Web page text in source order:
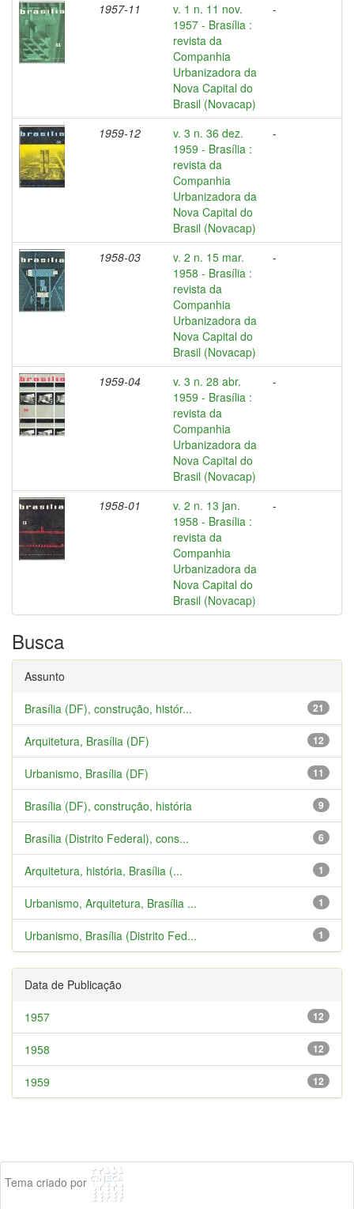
1957-11
v. 1 n. 11 nov.
1957 - Brasília :
revista da
Companhia
Urbanizadora da
Nova Capital do
Brasil (Novacap)
-
1959-12
v. 3 n. 36 dez.
1959 - Brasília :
revista da
Companhia
Urbanizadora da
Nova Capital do
Brasil (Novacap)
-
1958-03
v. 2 n. 15 mar.
1958 - Brasília :
revista da
Companhia
Urbanizadora da
Nova Capital do
Brasil (Novacap)
-
1959-04
v. 3 n. 28 abr.
1959 - Brasília :
revista da
Companhia
Urbanizadora da
Nova Capital do
Brasil (Novacap)
-
1958-01
v. 2 n. 13 jan.
1958 - Brasília :
revista da
Companhia
Urbanizadora da
Nova Capital do
Brasil (Novacap)
-
Busca
Assunto
21
Brasília (DF), construção, histór...
12
Arquitetura, Brasília (DF)
11
Urbanismo, Brasília (DF)
9
Brasília (DF), construção, história
6
Brasília (Distrito Federal), cons...
1
Arquitetura, história, Brasília (...
1
Urbanismo, Arquitetura, Brasília ...
1
Urbanismo, Brasília (Distrito Fed...
Data de Publicação
12
1957
12
1958
12
1959
Tema criado por